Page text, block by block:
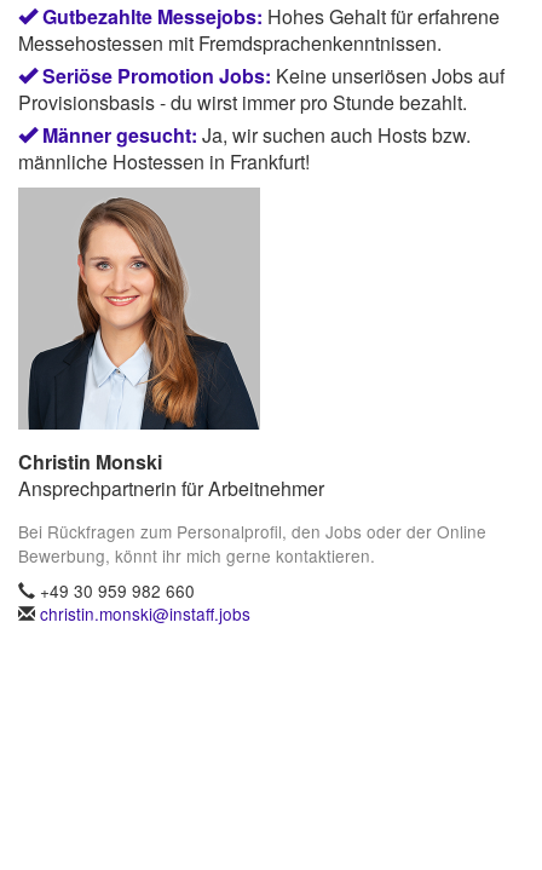
Gutbezahlte Messejobs: Hohes Gehalt für erfahrene
Messehostessen mit Fremdsprachenkenntnissen.
Seriöse Promotion Jobs: Keine unseriösen Jobs auf
Provisionsbasis - du wirst immer pro Stunde bezahlt.
Männer gesucht: Ja, wir suchen auch Hosts bzw.
männliche Hostessen in Frankfurt!
Christin Monski
Ansprechpartnerin für Arbeitnehmer
Bei Rückfragen zum Personalprofil, den Jobs oder der Online
Bewerbung, könnt ihr mich gerne kontaktieren.
+49 30 959 982 660
christin.monski@instaff.jobs